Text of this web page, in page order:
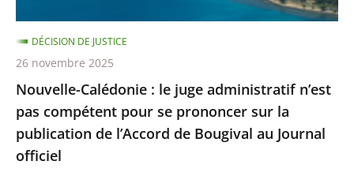
pour
se
prononcer
sur
la
publication
de
Nouvelle-Calédonie : le juge administratif n’est
pas compétent pour se prononcer sur la
publication de l’Accord de Bougival au Journal
officiel
DÉCISION DE JUSTICE
26 novembre 2025